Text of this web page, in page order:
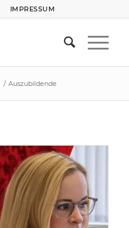
IMPRESSUM
/ Auszubildende